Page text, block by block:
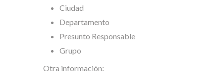
Ciudad
Departamento
Presunto Responsable
Grupo
Otra información: